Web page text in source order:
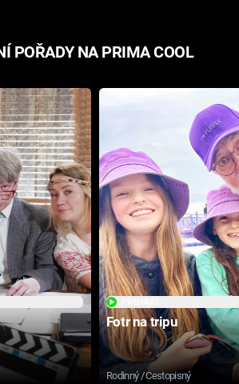
POŘADY NA PRIMA COOL
Fotr na tripu
Rodinný / Cestopisný